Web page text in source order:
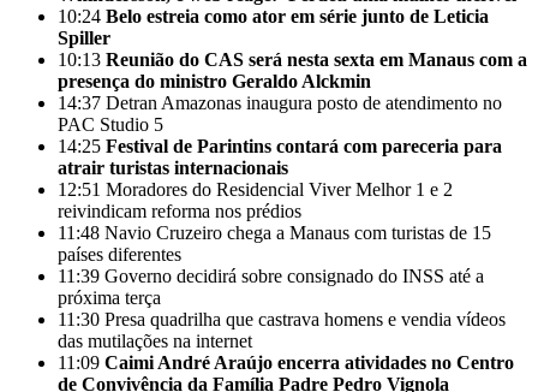
10:24 Belo estreia como ator em série junto de Leticia
Spiller
10:13 Reunião do CAS será nesta sexta em Manaus com a
presença do ministro Geraldo Alckmin
14:37 Detran Amazonas inaugura posto de atendimento no
PAC Studio 5
14:25 Festival de Parintins contará com pareceria para
atrair turistas internacionais
12:51 Moradores do Residencial Viver Melhor 1 e 2
reivindicam reforma nos prédios
11:48 Navio Cruzeiro chega a Manaus com turistas de 15
países diferentes
11:39 Governo decidirá sobre consignado do INSS até a
próxima terça
11:30 Presa quadrilha que castrava homens e vendia vídeos
das mutilações na internet
11:09 Caimi André Araújo encerra atividades no Centro
de Convivência da Família Padre Pedro Vignola